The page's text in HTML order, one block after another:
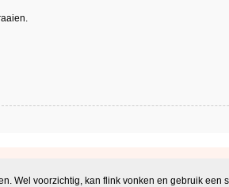
Wel voorzichtig, kan flink vonken en gebruik een